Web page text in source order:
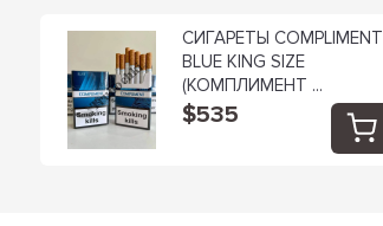
СИГАРЕТЫ COMPLIMENT
BLUE KING SIZE
(КОМПЛИМЕНТ ...
$535